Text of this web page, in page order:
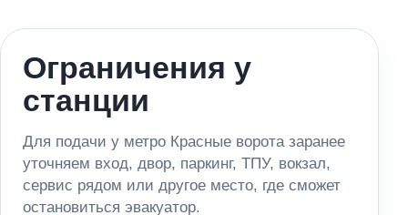
Ограничения у
станции
Для подачи у метро Красные ворота заранее
уточняем вход, двор, паркинг, ТПУ, вокзал,
сервис рядом или другое место, где сможет
остановиться эвакуатор.